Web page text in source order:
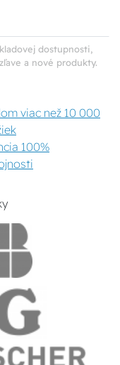
dostupnosti,
a nové produkty.
viac než 10 000
100%